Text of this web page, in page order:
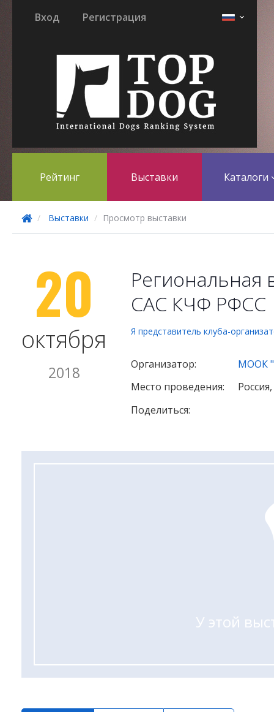
Вход Регистрация
Рейтинг Выставки Каталоги
Выставки Просмотр выставки
20
октября
2018
Региональная
САС КЧФ РФСС
Я представитель клуба-
Организатор:
МООК
Место проведения:
Поделиться:
У этой